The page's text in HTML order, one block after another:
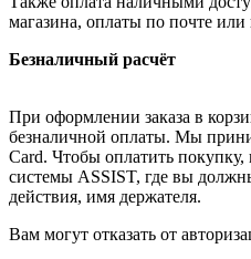
магазина, оплаты по почте или
Безналичный расчёт
При оформлении заказа в
безналичной оплаты. Мы
Card. Чтобы оплатить покупку,
системы ASSIST, где вы
действия, имя держателя.
Вам могут отказать от